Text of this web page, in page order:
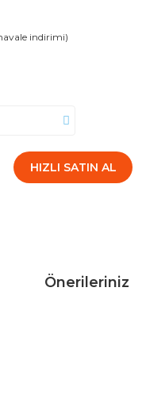
indirimi)
HIZLI SATIN AL
Önerileriniz